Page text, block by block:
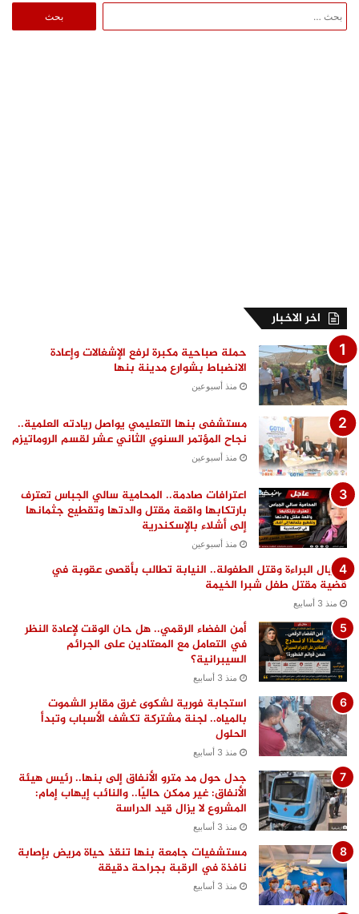
عن:
اخر الاخبار
حملة صباحية مكبرة لرفع الإشغالات وإعادة
الانضباط بشوارع مدينة بنها
منذ أسبوعين
مستشفى بنها التعليمي يواصل ريادته العلمية..
نجاح المؤتمر السنوي الثاني عشر لقسم الروماتيزم
منذ أسبوعين
اعترافات صادمة.. المحامية سالي الجباس تعترف
بارتكابها واقعة مقتل والدتها وتقطيع جثمانها
إلى أشلاء بالإسكندرية
منذ أسبوعين
اغتيال البراءة وقتل الطفولة.. النيابة تطالب بأقصى عقوبة في
قضية مقتل طفل شبرا الخيمة
منذ 3 أسابيع
أمن الفضاء الرقمي.. هل حان الوقت لإعادة النظر
في التعامل مع المعتادين على الجرائم
السيبرانية؟
منذ 3 أسابيع
استجابة فورية لشكوى غرق مقابر الشموت
بالمياه.. لجنة مشتركة تكشف الأسباب وتبدأ
الحلول
منذ 3 أسابيع
جدل حول مد مترو الأنفاق إلى بنها.. رئيس هيئة
الأنفاق: غير ممكن حاليًا.. والنائب إيهاب إمام:
المشروع لا يزال قيد الدراسة
منذ 3 أسابيع
مستشفيات جامعة بنها تنقذ حياة مريض بإصابة
نافذة في الرقبة بجراحة دقيقة
منذ 3 أسابيع